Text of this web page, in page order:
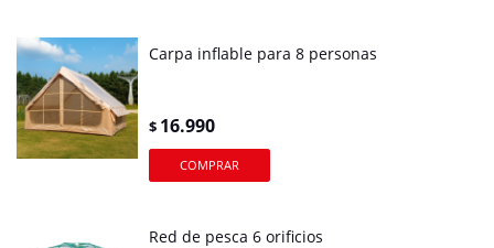
Carpa inflable para 8 personas
$ 16.990
Red de pesca 6 orificios